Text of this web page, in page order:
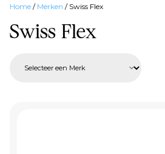
Home / Merken / Swiss Flex
Swiss Flex